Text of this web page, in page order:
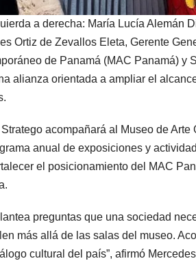
a derecha: María Lucía Alemán
Ortiz de Zevallos Eleta, Gerente
de Panamá (MAC Panamá) y
alianza orientada a ampliar el
acompañará al Museo de
anual de exposiciones y
el posicionamiento del MAC
preguntas que una sociedad
más allá de las salas del museo.
cultural del país”, afirmó